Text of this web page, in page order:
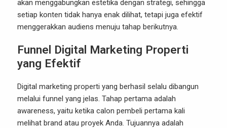
akan menggabungkan estetika dengan strategi, sehingga
setiap konten tidak hanya enak dilihat, tetapi juga efektif
menggerakkan audiens menuju tahap berikutnya.
Funnel Digital Marketing Properti
yang Efektif
Digital marketing properti yang berhasil selalu dibangun
melalui funnel yang jelas. Tahap pertama adalah
awareness, yaitu ketika calon pembeli pertama kali
melihat brand atau proyek Anda. Tujuannya adalah